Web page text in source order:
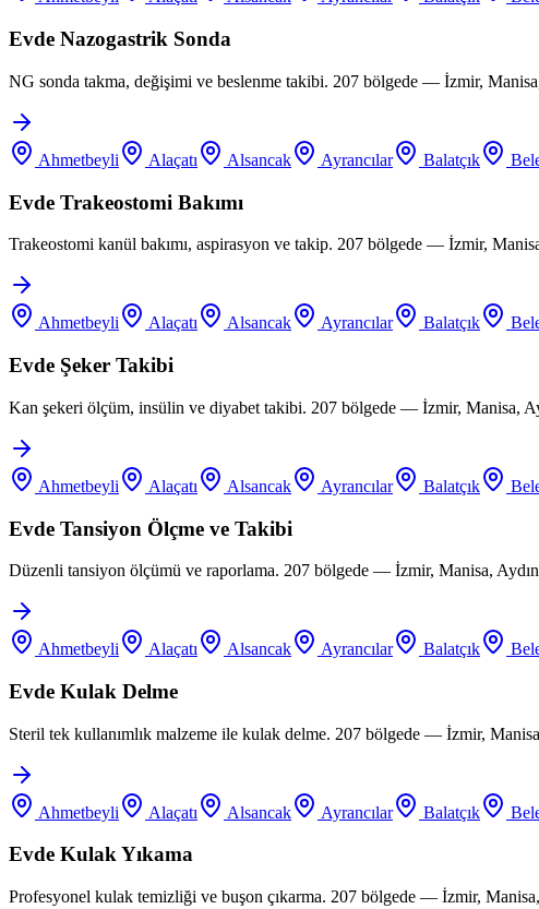
Evde Nazogastrik Sonda
NG sonda takma, değişimi ve beslenme takibi. 207 bölgede — İzmir,
Ahmetbeyli Alaçatı Alsancak Ayrancılar Balatçık
Evde Trakeostomi Bakımı
Trakeostomi kanül bakımı, aspirasyon ve takip. 207 bölgede — İzmir,
Ahmetbeyli Alaçatı Alsancak Ayrancılar Balatçık
Evde Şeker Takibi
Kan şekeri ölçüm, insülin ve diyabet takibi. 207 bölgede — İzmir, Manisa,
Ahmetbeyli Alaçatı Alsancak Ayrancılar Balatçık
Evde Tansiyon Ölçme ve Takibi
Düzenli tansiyon ölçümü ve raporlama. 207 bölgede — İzmir, Manisa,
Ahmetbeyli Alaçatı Alsancak Ayrancılar Balatçık
Evde Kulak Delme
Steril tek kullanımlık malzeme ile kulak delme. 207 bölgede — İzmir,
Ahmetbeyli Alaçatı Alsancak Ayrancılar Balatçık
Evde Kulak Yıkama
Profesyonel kulak temizliği ve buşon çıkarma. 207 bölgede — İzmir,